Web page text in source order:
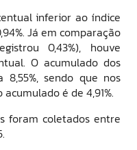
inferior ao índice
Já em comparação
0,43%), houve
O acumulado dos
sendo que nos
é de 4,91%.
foram coletados entre